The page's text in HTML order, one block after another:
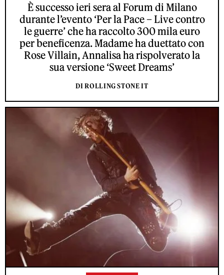
È successo ieri sera al Forum di Milano
durante l’evento ‘Per la Pace – Live contro
le guerre’ che ha raccolto 300 mila euro
per beneficenza. Madame ha duettato con
Rose Villain, Annalisa ha rispolverato la
sua versione ‘Sweet Dreams’
DI ROLLING STONE IT